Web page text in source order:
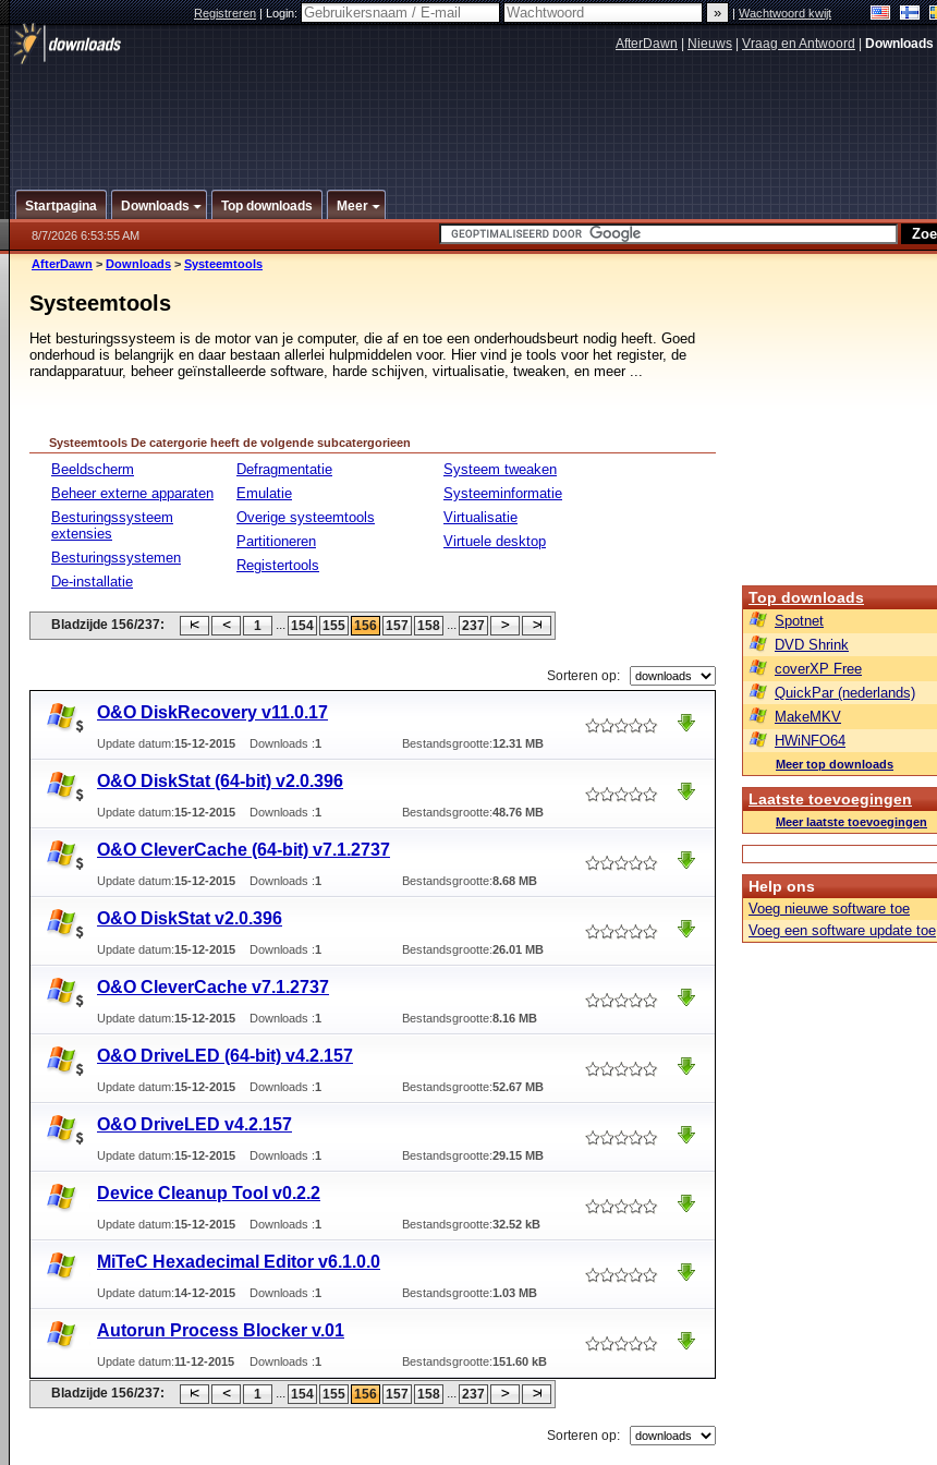
Registreren|Login: |Wachtwoord kwijt
AfterDawn Nieuws Vraag en Antwoord Downloads
Startpagina Downloads Top downloads Meer
8/7/2026 6:53:55 AM
AfterDawn > Downloads > Systeemtools
Systeemtools
Het besturingssysteem is de motor van je computer, die af en toe een onderhoudsbeurt nodig heeft. Goed
onderhoud is belangrijk en daar bestaan allerlei hulpmiddelen voor. Hier vind je tools voor het register, de
randapparatuur, beheer geïnstalleerde software, harde schijven, virtualisatie, tweaken, en meer ...
Systeemtools De catergorie heeft de volgende subcatergorieen
Beeldscherm
Beheer externe apparaten
Besturingssysteem
extensies
Besturingssystemen
De-installatie
Defragmentatie
Emulatie
Overige systeemtools
Partitioneren
Registertools
Systeem tweaken
Systeeminformatie
Virtualisatie
Virtuele desktop
Bladzijde 156/237: 1 ... 154 155 156 157 158 ... 237
Sorteren op:
O&O DiskRecovery v11.0.17
Update datum:15-12-2015 Downloads :1 Bestandsgrootte:12.31 MB
O&O DiskStat (64-bit) v2.0.396
Update datum:15-12-2015 Downloads :1 Bestandsgrootte:48.76 MB
O&O CleverCache (64-bit) v7.1.2737
Update datum:15-12-2015 Downloads :1 Bestandsgrootte:8.68 MB
O&O DiskStat v2.0.396
Update datum:15-12-2015 Downloads :1 Bestandsgrootte:26.01 MB
O&O CleverCache v7.1.2737
Update datum:15-12-2015 Downloads :1 Bestandsgrootte:8.16 MB
O&O DriveLED (64-bit) v4.2.157
Update datum:15-12-2015 Downloads :1 Bestandsgrootte:52.67 MB
O&O DriveLED v4.2.157
Update datum:15-12-2015 Downloads :1 Bestandsgrootte:29.15 MB
Device Cleanup Tool v0.2.2
Update datum:15-12-2015 Downloads :1 Bestandsgrootte:32.52 kB
MiTeC Hexadecimal Editor v6.1.0.0
Update datum:14-12-2015 Downloads :1 Bestandsgrootte:1.03 MB
Autorun Process Blocker v.01
Update datum:11-12-2015 Downloads :1 Bestandsgrootte:151.60 kB
Bladzijde 156/237: 1 ... 154 155 156 157 158 ... 237
Sorteren op:
Top downloads
Spotnet
DVD Shrink
coverXP Free
QuickPar (nederlands)
MakeMKV
HWiNFO64
Meer top downloads
Laatste toevoegingen
Meer laatste toevoegingen
Help ons
Voeg nieuwe software toe
Voeg een software update toe